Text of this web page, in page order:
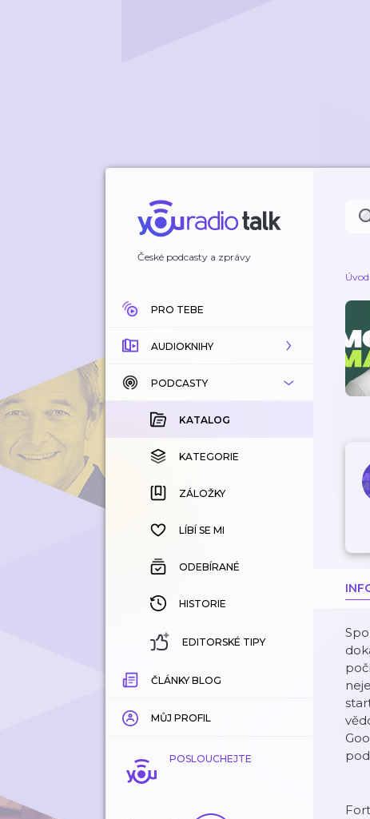
České podcasty a zprávy
PRO TEBE
AUDIOKNIHY
KATALOG
KOUPENÉ
KATEGORIE
ZÁLOŽKY
HISTORIE
PODCASTY
KATALOG
KATEGORIE
ZÁLOŽKY
LÍBÍ SE MI
ODEBÍRANÉ
HISTORIE
EDITORSKÉ TIPY
ČLÁNKY BLOG
MŮJ PROFIL
POSLOUCHEJTE
Úvod